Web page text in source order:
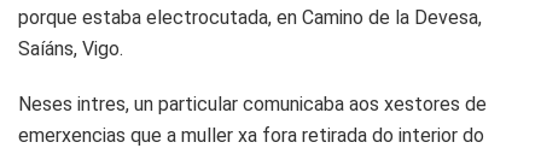
porque estaba electrocutada, en Camino de la Devesa,
Saíáns, Vigo.
Neses intres, un particular comunicaba aos xestores de
emerxencias que a muller xa fora retirada do interior do